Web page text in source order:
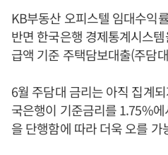
KB부동산 오피스텔 임대수익
반면 한국은행 경제통계시스
급액 기준 주택담보대출(주담
6월 주담대 금리는 아직 집계
국은행이 기준금리를 1.75%
을 단행함에 따라 더욱 오를